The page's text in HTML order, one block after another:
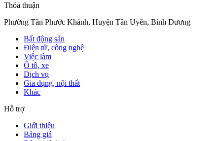
Thỏa thuận
Phường Tân Phước Khánh, Huyện Tân Uyên, Bình Dương
Bất động sản
Điện tử, công nghệ
Việc làm
Ô tô, xe
Dịch vụ
Gia dụng, nội thất
Khác
Hỗ trợ
Giới thiệu
Bảng giá